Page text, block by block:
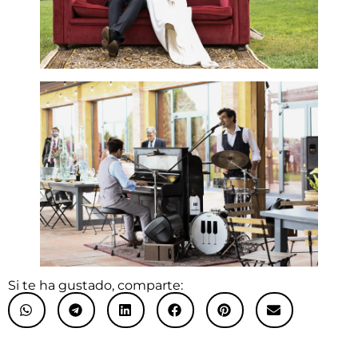
Si te ha gustado, comparte: